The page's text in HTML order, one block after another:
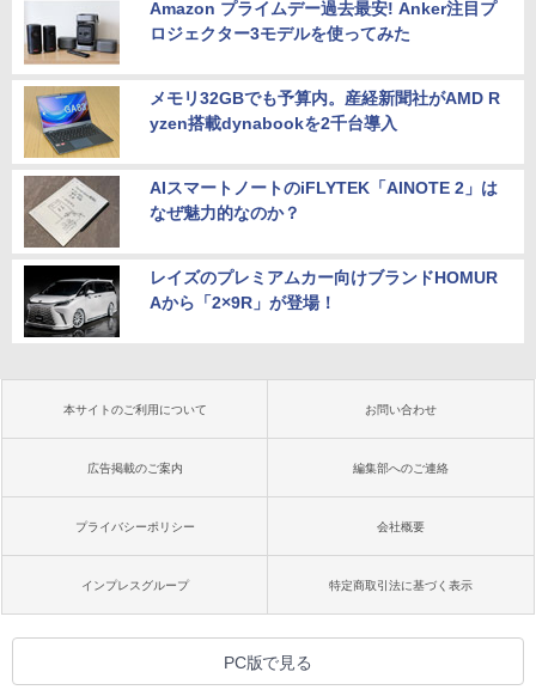
Amazon プライムデー過去最安! Anker注目プ
ロジェクター3モデルを使ってみた
メモリ32GBでも予算内。産経新聞社がAMD R
yzen搭載dynabookを2千台導入
AIスマートノートのiFLYTEK「AINOTE 2」は
なぜ魅力的なのか？
レイズのプレミアムカー向けブランドHOMUR
Aから「2×9R」が登場！
本サイトのご利用について お問い合わせ
広告掲載のご案内 編集部へのご連絡
プライバシーポリシー 会社概要
インプレスグループ 特定商取引法に基づく表示
PC版で見る